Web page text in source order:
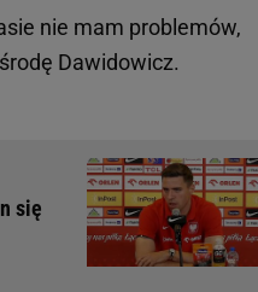
nie mam problemów,
Dawidowicz.
się